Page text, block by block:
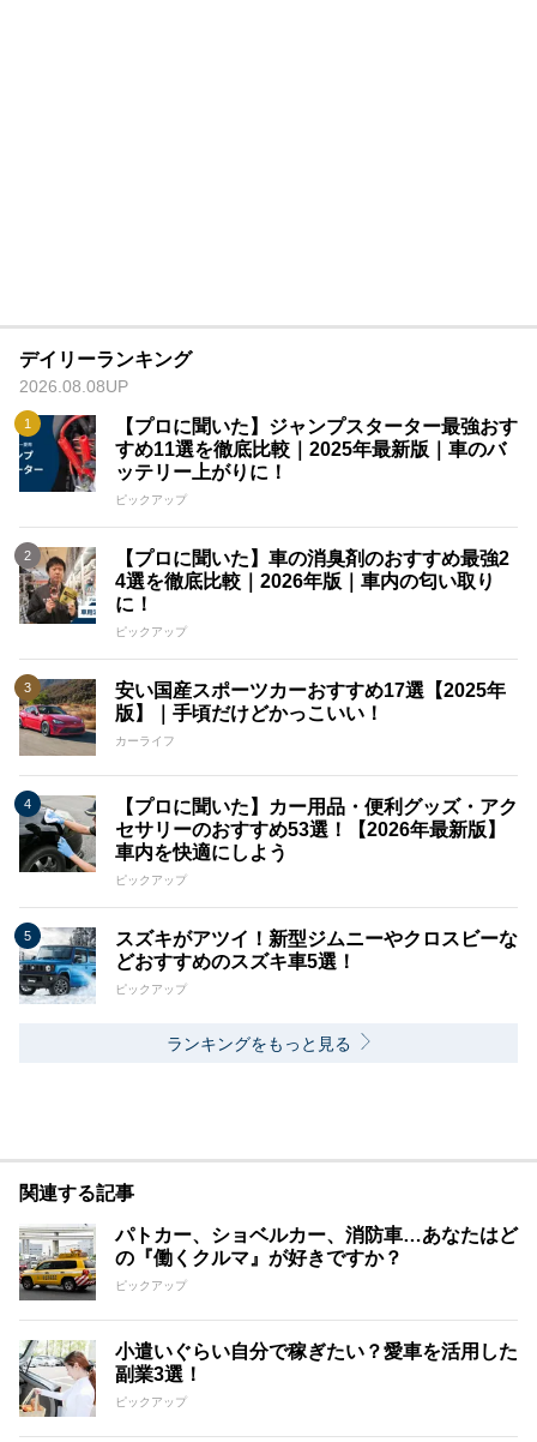
デイリーランキング
2026.08.08UP
【プロに聞いた】ジャンプスターター最強おす
すめ11選を徹底比較｜2025年最新版｜車のバ
ッテリー上がりに！
ピックアップ
【プロに聞いた】車の消臭剤のおすすめ最強2
4選を徹底比較｜2026年版｜車内の匂い取り
に！
ピックアップ
安い国産スポーツカーおすすめ17選【2025年
版】｜手頃だけどかっこいい！
カーライフ
【プロに聞いた】カー用品・便利グッズ・アク
セサリーのおすすめ53選！【2026年最新版】
車内を快適にしよう
ピックアップ
スズキがアツイ！新型ジムニーやクロスビーな
どおすすめのスズキ車5選！
ピックアップ
ランキングをもっと見る
関連する記事
パトカー、ショベルカー、消防車…あなたはど
の『働くクルマ』が好きですか？
ピックアップ
小遣いぐらい自分で稼ぎたい？愛車を活用した
副業3選！
ピックアップ